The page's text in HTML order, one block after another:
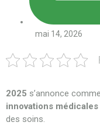
mai 14, 2026
2025 s’annonce
innovations médicales
des soins.